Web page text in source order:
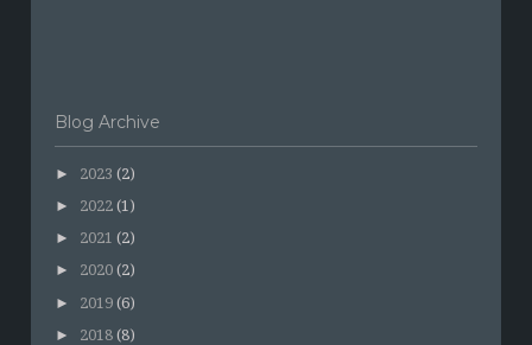
Blog Archive
► 2023 (2)
► 2022 (1)
► 2021 (2)
► 2020 (2)
► 2019 (6)
► 2018 (8)